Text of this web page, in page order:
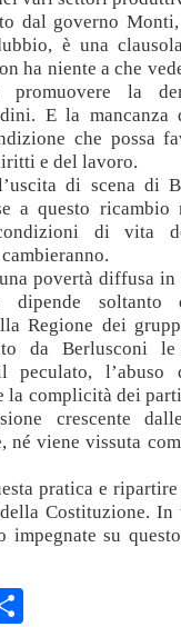
dal governo
è una
ha niente a che
promuovere la
E la mancanza
che possa
e del lavoro.
di scena di
a questo ricambio
di vita
povertà diffusa in
dipende soltanto
Regione dei
da Berlusconi
il peculato,
la complicità dei
crescente
né viene vissuta
pratica e
Costituzione.
impegnate su